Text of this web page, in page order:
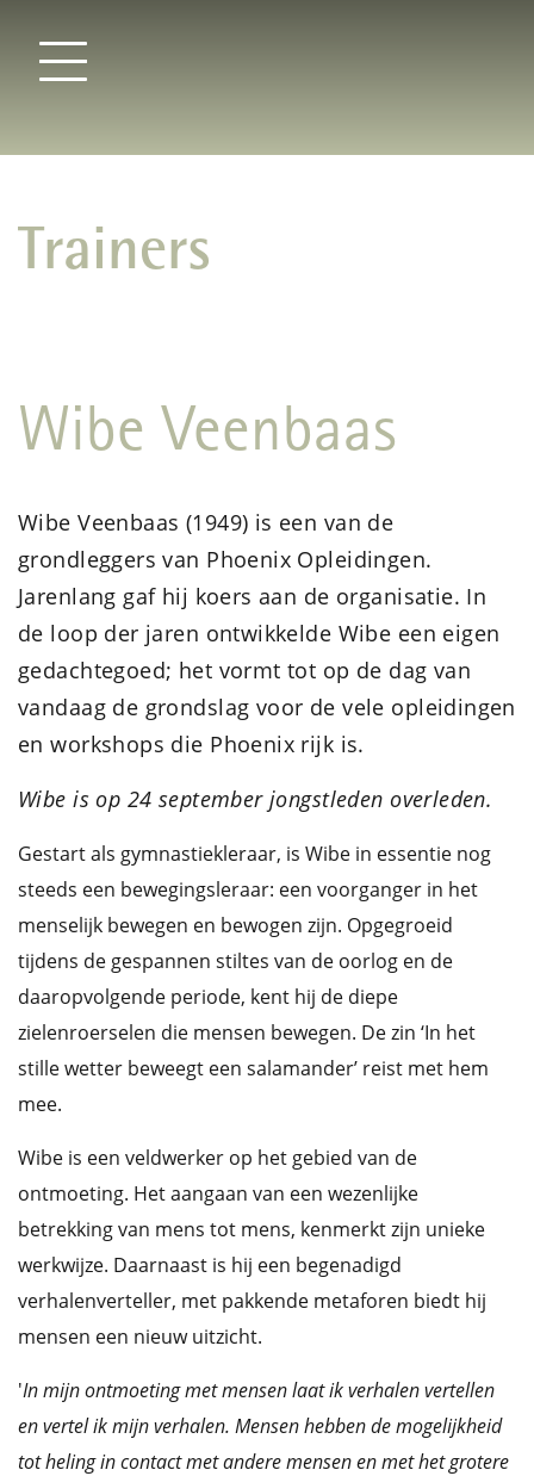
Trainers
Wibe Veenbaas
Wibe Veenbaas (1949) is een van de
grondleggers van Phoenix Opleidingen.
Jarenlang gaf hij koers aan de organisatie. In
de loop der jaren ontwikkelde Wibe een eigen
gedachtegoed; het vormt tot op de dag van
vandaag de grondslag voor de vele opleidingen
en workshops die Phoenix rijk is.
Wibe is op 24 september jongstleden overleden.
Gestart als gymnastiekleraar, is Wibe in essentie nog
steeds een bewegingsleraar: een voorganger in het
menselijk bewegen en bewogen zijn. Opgegroeid
tijdens de gespannen stiltes van de oorlog en de
daaropvolgende periode, kent hij de diepe
zielenroerselen die mensen bewegen. De zin ‘In het
stille wetter beweegt een salamander’ reist met hem
mee.
Wibe is een veldwerker op het gebied van de
ontmoeting. Het aangaan van een wezenlijke
betrekking van mens tot mens, kenmerkt zijn unieke
werkwijze. Daarnaast is hij een begenadigd
verhalenverteller, met pakkende metaforen biedt hij
mensen een nieuw uitzicht.
'In mijn ontmoeting met mensen laat ik verhalen vertellen
en vertel ik mijn verhalen. Mensen hebben de mogelijkheid
tot heling in contact met andere mensen en met het grotere